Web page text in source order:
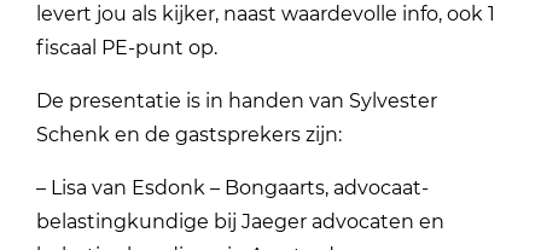
levert jou als kijker, naast waardevolle info, ook 1
fiscaal PE-punt op.
De presentatie is in handen van Sylvester
Schenk en de gastsprekers zijn:
– Lisa van Esdonk – Bongaarts, advocaat-
belastingkundige bij Jaeger advocaten en